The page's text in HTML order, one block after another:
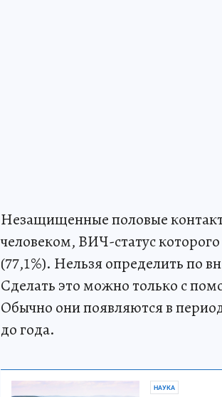
Незащищенные половые
человеком, ВИЧ-статус
(77,1%). Нельзя определить по
Сделать это можно только с
Обычно они появляются в
до года.
НАУКА